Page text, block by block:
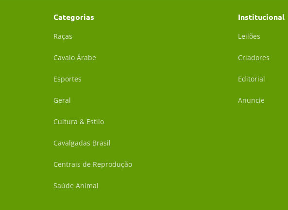
Categorias
Raças
Cavalo Árabe
Esportes
Geral
Cultura & Estilo
Cavalgadas Brasil
Centrais de Reprodução
Saúde Animal
Institucional
Leilões
Criadores
Editorial
Anuncie